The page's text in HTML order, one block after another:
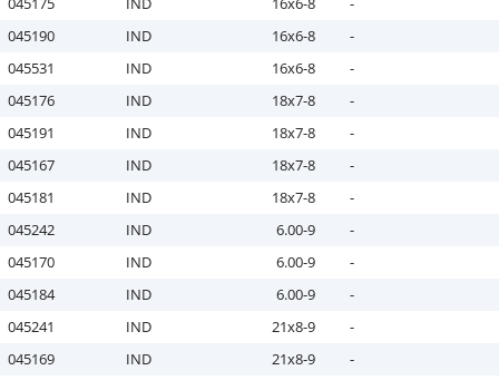
045190
IND 16x6-8
-
045531
IND 16x6-8
-
045176
IND 18x7-8
-
045191
IND 18x7-8
-
045167
IND 18x7-8
-
045181
IND 18x7-8
-
045242
IND 6.00-9
-
045170
IND 6.00-9
-
045184
IND 6.00-9
-
045241
IND 21x8-9
-
045169
IND 21x8-9
-